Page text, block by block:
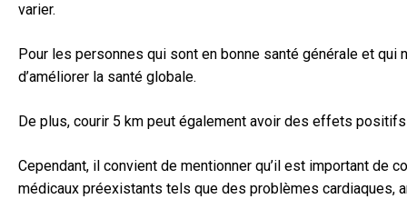
varier.
Pour les personnes qui sont en bonne santé générale et qui
d’améliorer la santé globale.
De plus, courir 5 km peut également avoir des effets
Cependant, il convient de mentionner qu’il est important de
médicaux préexistants tels que des problèmes cardiaques,